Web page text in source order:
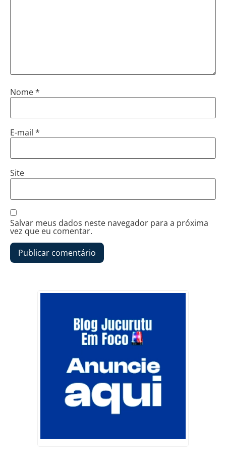
Nome*
E-mail *
Site
Salvar meus dados neste navegador para a próxima
vez que eu comentar.